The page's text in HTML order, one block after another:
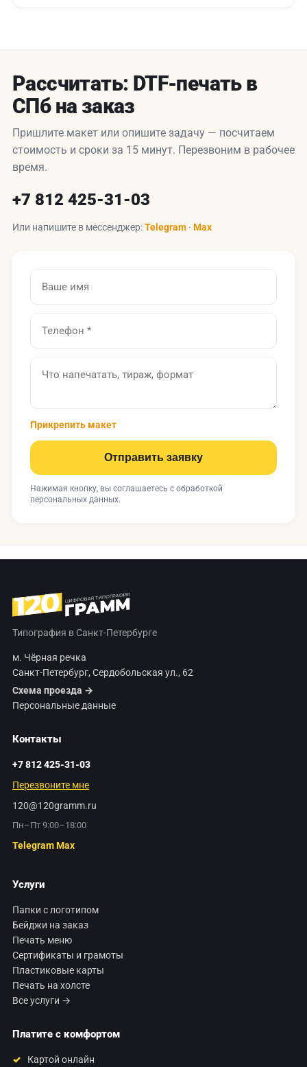
Рассчитать: DTF-печать в
СПб на заказ
Пришлите макет или опишите задачу — посчитаем
стоимость и сроки за 15 минут. Перезвоним в рабочее
время.
+7 812 425-31-03
Или напишите в мессенджер:Telegram · Max
Прикрепить макет
Отправить заявку
Нажимая кнопку, вы соглашаетесь с обработкой
персональных данных.
Типография в Санкт-Петербурге
м. Чёрная речка
Санкт-Петербург, Сердобольская ул., 62
Схема проезда →
Персональные данные
Контакты
+7 812 425-31-03
Перезвоните мне
120@120gramm.ru
Пн–Пт 9:00–18:00
TelegramMax
Услуги
Папки с логотипом
Бейджи на заказ
Печать меню
Сертификаты и грамоты
Пластиковые карты
Печать на холсте
Все услуги →
Платите с комфортом
Картой онлайн